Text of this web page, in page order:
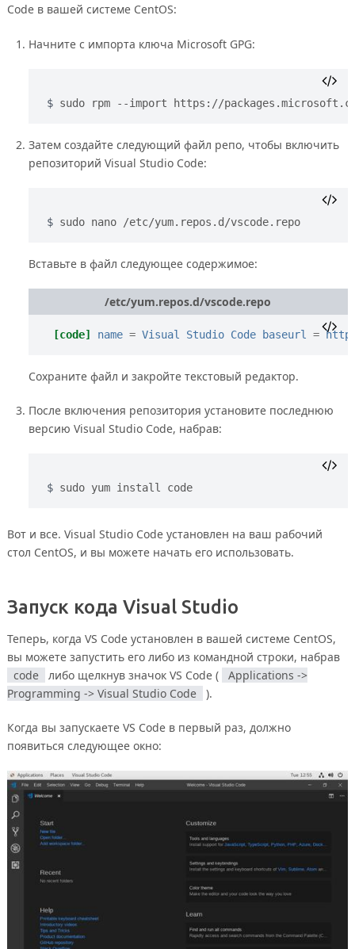
Code в вашей системе CentOS:
Начните с импорта ключа Microsoft GPG:
sudo rpm --import https://
Затем создайте следующий файл репо, чтобы включить
репозиторий Visual Studio Code:
sudo nano /etc/yum.repos.d/vscode.repo
Вставьте в файл следующее содержимое:
/etc/yum.repos.d/vscode.repo
[code] name = Visual Studio Code baseurl =
Сохраните файл и закройте текстовый редактор.
После включения репозитория установите последнюю
версию Visual Studio Code, набрав:
sudo yum install code
Вот и все. Visual Studio Code установлен на ваш рабочий
стол CentOS, и вы можете начать его использовать.
Запуск кода Visual Studio
Теперь, когда VS Code установлен в вашей системе CentOS,
вы можете запустить его либо из командной строки, набрав
code
либо щелкнув значок VS Code (
Applications ->
Programming -> Visual Studio Code
).
Когда вы запускаете VS Code в первый раз, должно
появиться следующее окно: